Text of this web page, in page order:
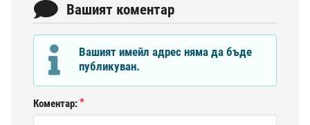
Вашият коментар
Вашият имейл адрес няма да бъде
публикуван.
Коментар: